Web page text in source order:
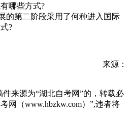
哪些方式?
的第二阶段采用了何种进入国际
?
来源：
来源为“湖北自考网”的，转载必
网（www.hbzkw.com）”,违者将